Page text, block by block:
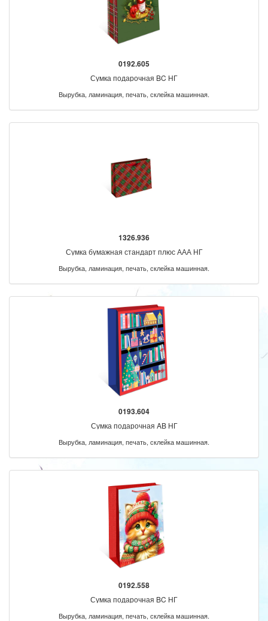
0192.605
Сумка подарочная BC НГ
Вырубка, ламинация, печать, склейка машинная.
1326.936
Сумка бумажная стандарт плюс ААА НГ
Вырубка, ламинация, печать, склейка машинная.
0193.604
Сумка подарочная AB НГ
Вырубка, ламинация, печать, склейка машинная.
0192.558
Сумка подарочная BC НГ
Вырубка, ламинация, печать, склейка машинная.